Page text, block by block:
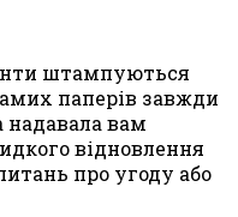
штампуються
паперів завжди
надавала вам
відновлення
про угоду або